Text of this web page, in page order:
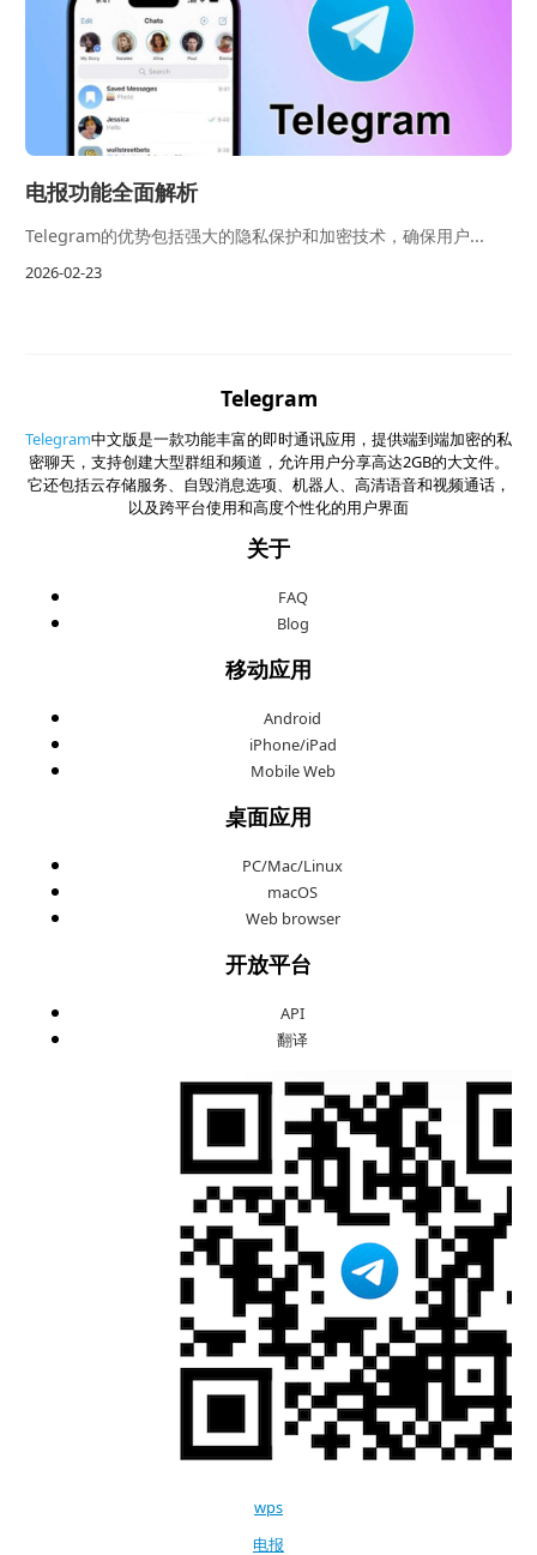
电报功能全面解析
Telegram的优势包括强大的隐私保护和加密技术，确保用户...
2026-02-23
Telegram
Telegram中文版是一款功能丰富的即时通讯应用，提供端到端加密的私
密聊天，支持创建大型群组和频道，允许用户分享高达2GB的大文件。
它还包括云存储服务、自毁消息选项、机器人、高清语音和视频通话，
以及跨平台使用和高度个性化的用户界面
关于
FAQ
Blog
移动应用
Android
iPhone/iPad
Mobile Web
桌面应用
PC/Mac/Linux
macOS
Web browser
开放平台
API
翻译
wps
电报